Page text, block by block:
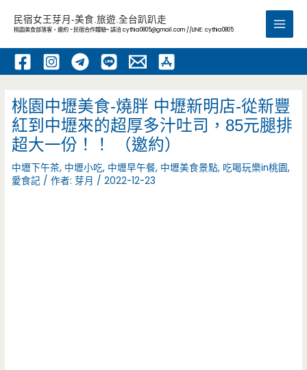
內
民宿女王芽月-美食.旅遊.全台趴趴走
桃園美食部落客，邀約 -民宿合作體驗~ 請洽cythia0805@gmail.com //LINE: cythia0805
Main
桃園中壢美食-燒胖 中壢新明店-從新豐
紅到中壢來的超厚多汁吐司，85元腿排
超大一份！！ （邀約）
中壢下午茶, 中壢小吃, 中壢早午餐, 中壢美食景點, 吃喝玩樂in桃園,
愛食記 / 作者:芽月 /2022-12-23